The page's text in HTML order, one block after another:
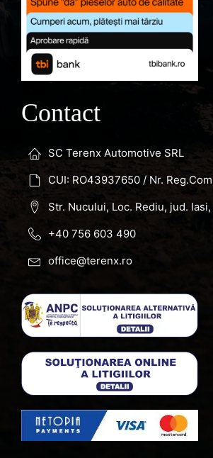
Contact
SC Terenx Automotive SRL
CUI: RO43937650 / Nr.
Str. Nucului, Loc. Rediu, jud.
+40 756 603 490
office@terenx.ro